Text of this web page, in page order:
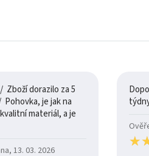
Zboží dorazilo za 5
materiál, a je
13. 03. 2026 ★
★